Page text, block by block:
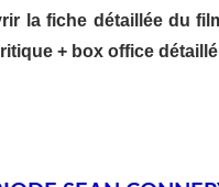
la fiche détaillée du
+ box office